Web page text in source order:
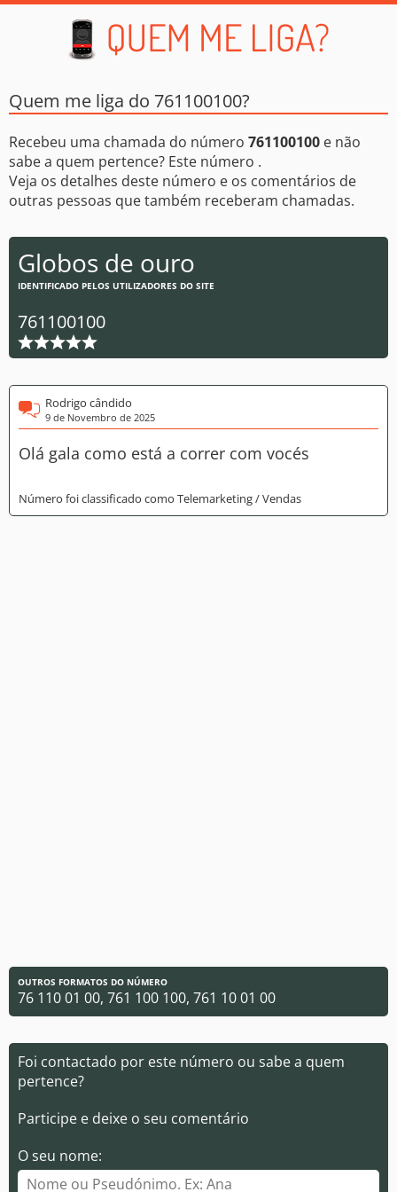
Quem me liga do 761100100?
Recebeu uma chamada do número 761100100 e não
sabe a quem pertence? Este número .
Veja os detalhes deste número e os comentários de
outras pessoas que também receberam chamadas.
Globos de ouro
IDENTIFICADO PELOS UTILIZADORES DO SITE
761100100
Rodrigo cândido
9 de Novembro de 2025
Olá gala como está a correr com vocés
Número foi classificado como Telemarketing / Vendas
OUTROS FORMATOS DO NÚMERO
76 110 01 00, 761 100 100, 761 10 01 00
Foi contactado por este número ou sabe a quem
pertence?
Participe e deixe o seu comentário
O seu nome: